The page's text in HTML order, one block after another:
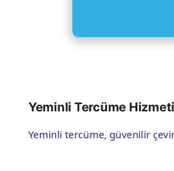
Yeminli Tercüme Hizmeti
Yeminli tercüme, güvenilir